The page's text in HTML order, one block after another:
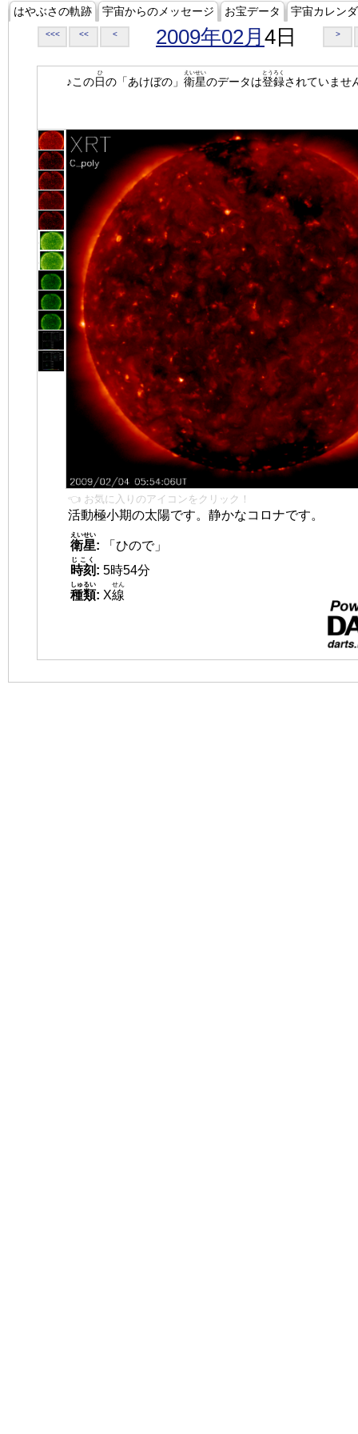
はやぶさの軌跡 宇宙からのメッセージ お宝データ 宇宙カレン
<<< << < 2009年02月 4日 >
♪この日
ひ
の「あけぼの」 衛星
えいせい
のデータは登録
とうろく
されていませ
👈 お気に入りのアイコンをクリック！
活動極小期の太陽です。静かなコロナです。
衛星
えいせい
:
「ひので」
時刻
じこく
: 5時54分
種類
しゅるい
: X線
せん